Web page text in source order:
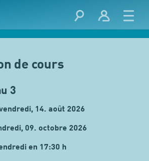
de cours
3
14. août 2026
09. octobre 2026
en 17:30 h